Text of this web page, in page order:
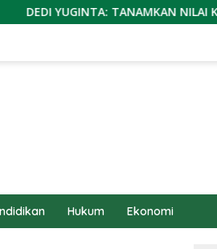
TANAMKAN NILAI KEBANGSAAN
Hukum Ekonomi